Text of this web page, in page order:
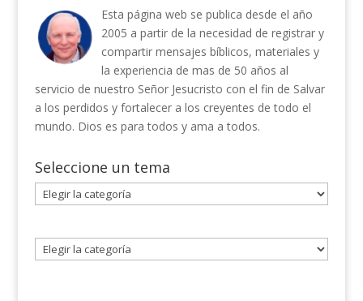
Esta página web se publica desde el año
2005 a partir de la necesidad de registrar y
compartir mensajes bíblicos, materiales y
la experiencia de mas de 50 años al
servicio de nuestro Señor Jesucristo con el fin de Salvar
a los perdidos y fortalecer a los creyentes de todo el
mundo. Dios es para todos y ama a todos.
Seleccione un tema
Seleccione
un